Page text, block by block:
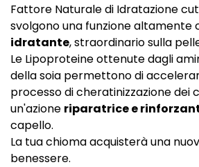
Fattore Naturale di Idratazione
svolgono una funzione altamente
idratante, straordinario sulla
Le Lipoproteine ottenute dagli
della soia permettono di
processo di cheratinizzazione dei
un'azione riparatrice e
capello.
La tua chioma acquisterà una
benessere.